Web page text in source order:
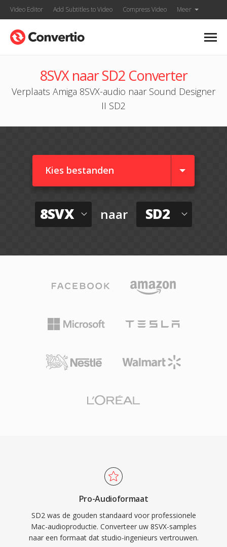
Video Editor Add Subtitles to Video Compress Video Meer
8SVX naar SD2 Converter
Verplaats Amiga 8SVX-audio naar Sound Designer
II SD2
Kies bestanden
8SVX naar SD2
Pro-Audioformaat
SD2 was de gouden standaard voor professionele
Mac-audioproductie. Converteer uw 8SVX-samples
naar een formaat dat studio-ingenieurs vertrouwen.